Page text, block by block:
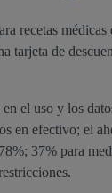
recetas
tarjeta de
el uso y los
en efectivo; el
37% para